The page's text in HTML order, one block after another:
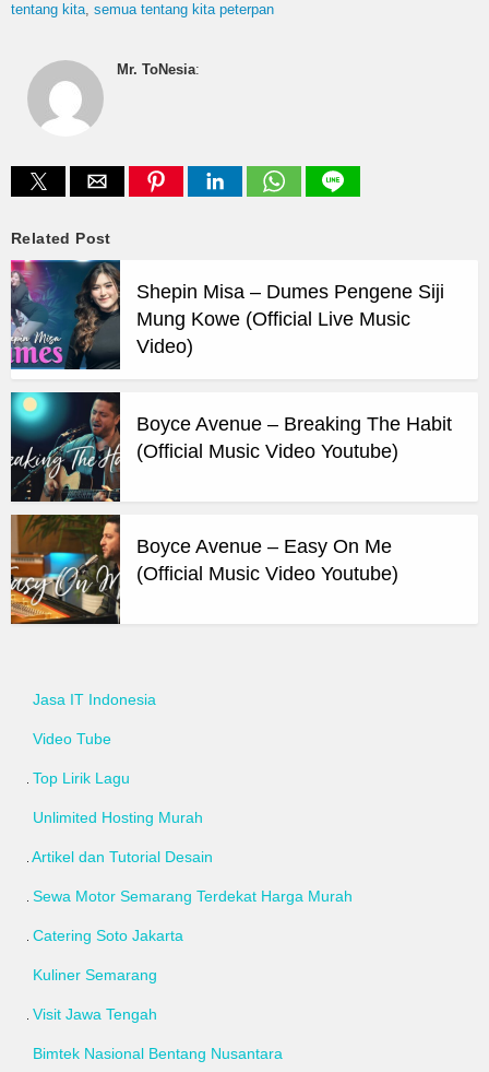
tentang kita semua tentang kita peterpan
Mr. ToNesia:
Related Post
Shepin Misa – Dumes Pengene Siji
Mung Kowe (Official Live Music
Video)
Boyce Avenue – Breaking The Habit
(Official Music Video Youtube)
Boyce Avenue – Easy On Me
(Official Music Video Youtube)
Jasa IT Indonesia
Video Tube
Top Lirik Lagu
Unlimited Hosting Murah
Artikel dan Tutorial Desain
Sewa Motor Semarang Terdekat Harga Murah
Catering Soto Jakarta
Kuliner Semarang
Visit Jawa Tengah
Bimtek Nasional Bentang Nusantara